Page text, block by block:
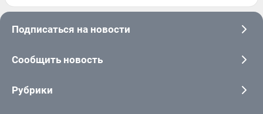
Подписаться на новости
Сообщить новость
Рубрики